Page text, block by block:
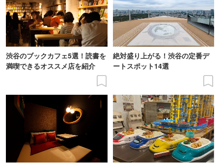
渋谷のブックカフェ5選！読書を
満喫できるオススメ店を紹介
絶対盛り上がる！渋谷の定番デ
ートスポット14選